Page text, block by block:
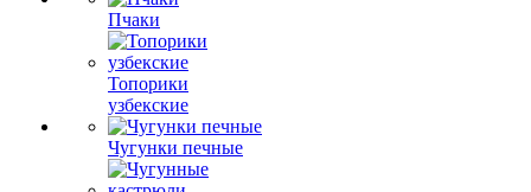
Пчаки
Топорики
узбекские
Чугунки печные